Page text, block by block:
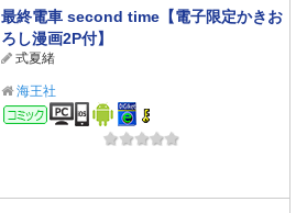
最終電車 second time【電子限定かきお
ろし漫画2P付】
式夏緒
海王社
コミック